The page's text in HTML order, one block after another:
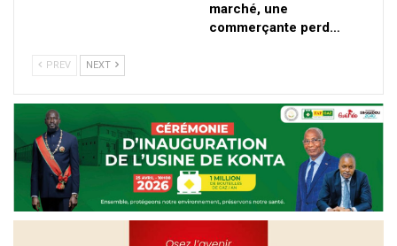
marché, une
commerçante perd…
PREV NEXT